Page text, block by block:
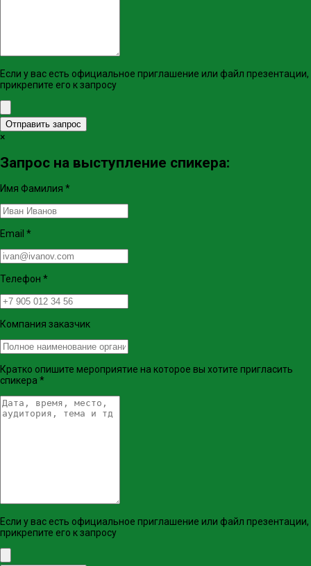
Если у вас есть официальное приглашение или файл презентации,
прикрепите его к запросу
Отправить запрос
×
Запрос на выступление спикера:
Имя Фамилия *
Email *
Телефон *
Компания заказчик
Кратко опишите мероприятие на которое вы хотите пригласить
спикера *
Если у вас есть официальное приглашение или файл презентации,
прикрепите его к запросу